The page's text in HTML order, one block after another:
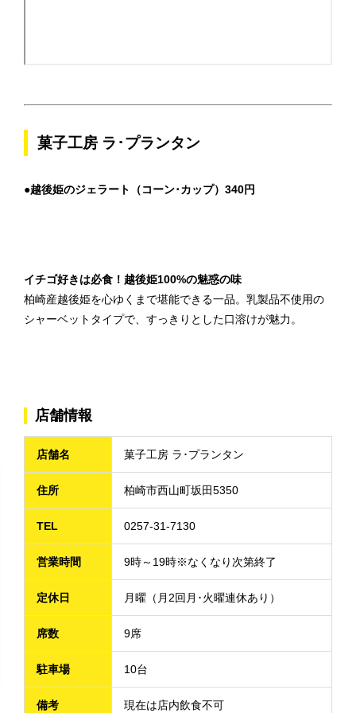
菓子工房 ラ･プランタン
●越後姫のジェラート（コーン･カップ）340円
イチゴ好きは必食！越後姫100%の魅惑の味
柏崎産越後姫を心ゆくまで堪能できる一品。乳製品不使用の
シャーベットタイプで、すっきりとした口溶けが魅力。
店舗情報
店舗名 菓子工房 ラ･プランタン
住所 柏崎市西山町坂田5350
TEL 0257-31-7130
営業時間 9時～19時※なくなり次第終了
定休日 月曜（月2回月･火曜連休あり）
席数 9席
駐車場 10台
備考 現在は店内飲食不可